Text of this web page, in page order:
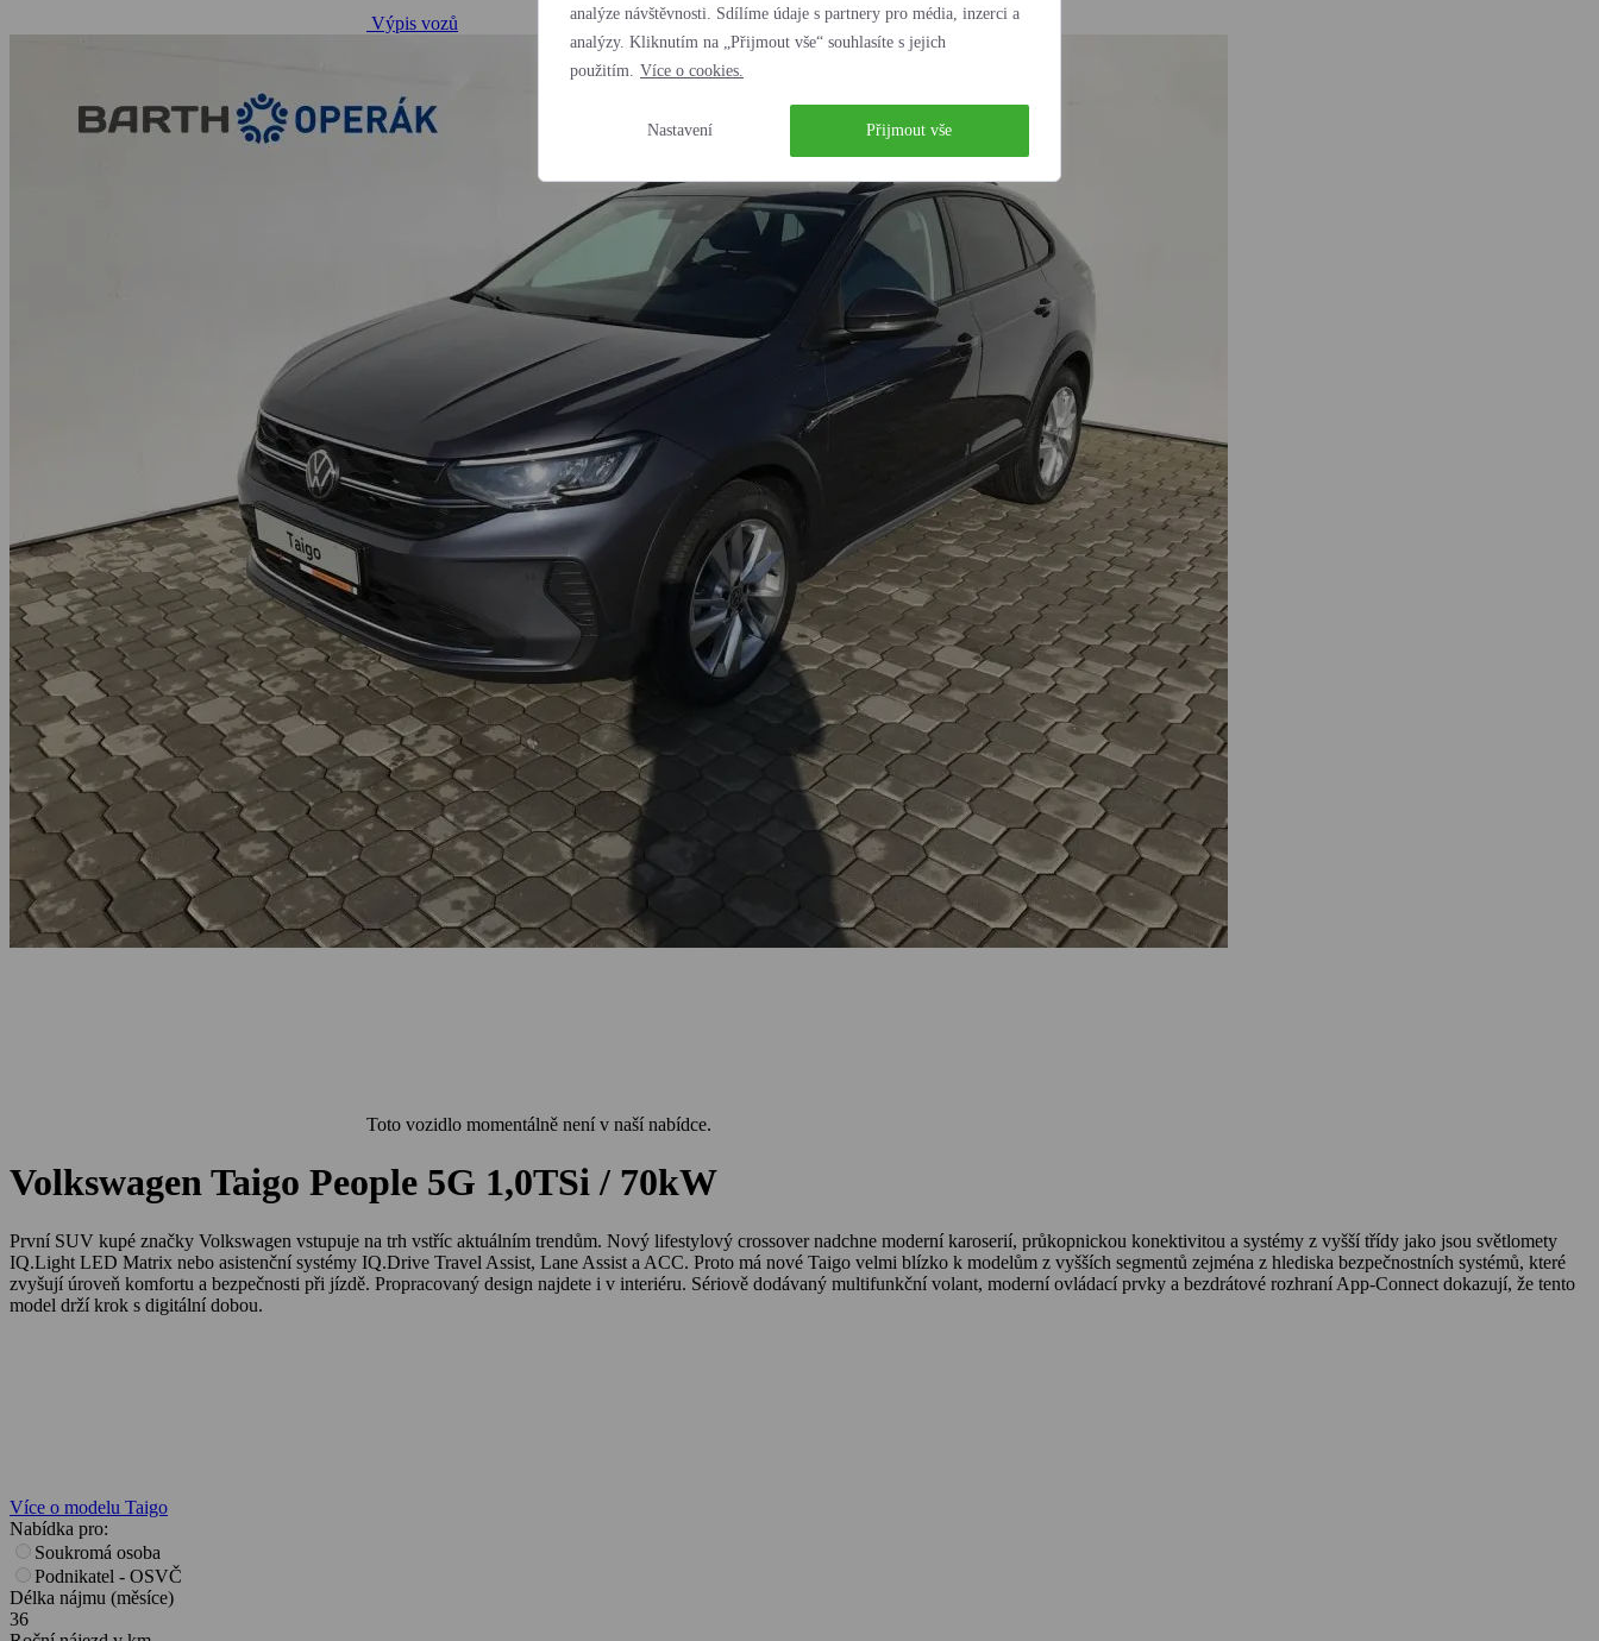
analýze návštěvnosti. Sdílíme údaje s partnery pro média, inzerci a
analýzy. Kliknutím na „Přijmout vše“ souhlasíte s jejich
použitím. Více o cookies.
Nastavení Přijmout vše
Výpis vozů
Toto vozidlo momentálně není v naší nabídce.
Volkswagen Taigo People 5G 1,0TSi / 70kW
První SUV kupé značky Volkswagen vstupuje na trh vstříc aktuálním trendům. Nový lifestylový crossover nadchne moderní karoserií, průkopnickou konektivitou a systémy z vyšší třídy jako jsou světlomety
IQ.Light LED Matrix nebo asistenční systémy IQ.Drive Travel Assist, Lane Assist a ACC. Proto má nové Taigo velmi blízko k modelům z vyšších segmentů zejména z hlediska bezpečnostních systémů, které
zvyšují úroveň komfortu a bezpečnosti při jízdě. Propracovaný design najdete i v interiéru. Sériově dodávaný multifunkční volant, moderní ovládací prvky a bezdrátové rozhraní App-Connect dokazují, že tento
model drží krok s digitální dobou.
Více o modelu Taigo
Nabídka pro:
Soukromá osoba
Podnikatel - OSVČ
Délka nájmu (měsíce)
36